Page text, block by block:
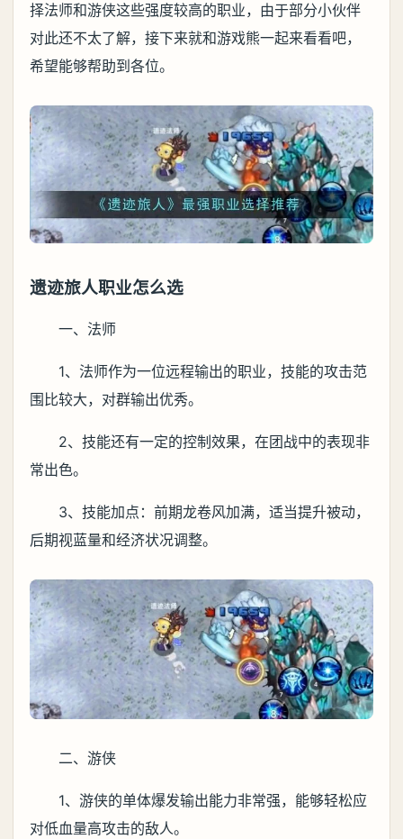
择法师和游侠这些强度较高的职业，由于部分小伙伴
对此还不太了解，接下来就和游戏熊一起来看看吧，
希望能够帮助到各位。
遗迹旅人职业怎么选
一、法师
1、法师作为一位远程输出的职业，技能的攻击范
围比较大，对群输出优秀。
2、技能还有一定的控制效果，在团战中的表现非
常出色。
3、技能加点：前期龙卷风加满，适当提升被动，
后期视蓝量和经济状况调整。
二、游侠
1、游侠的单体爆发输出能力非常强，能够轻松应
对低血量高攻击的敌人。